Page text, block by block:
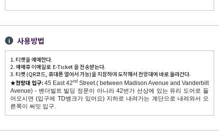
사용방법
1. 티켓을 예매한다.
2. 예매후 이메일로 E-Ticket 을 전송받는다.
3. 티켓 (QR코드, 휴대폰 열어서 가능)을 지참하여 도착해서 전망대에 바로 올라간다.
★전망대 입구: 45 East 42nd Street.( between Madison Avenue and Vanderbilt
Avenue) - 벤더빌트 빌딩 정문이 아니라 42번가 선상에 있는 유리 도어로 들
어오시면 (입구에 TD뱅크가 있어요) 지하로 내려가는 계단으로 내려와서 오
른쪽이 써밋 입구.